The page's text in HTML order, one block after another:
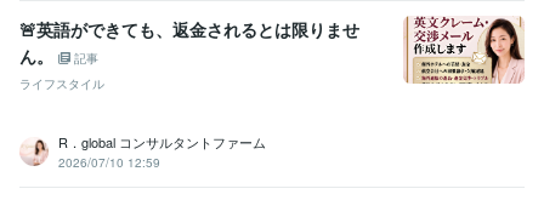
🚨英語ができても、返金されるとは限りませ
ん。
記事
ライフスタイル
R．global コンサルタントファーム
2026/07/10 12:59